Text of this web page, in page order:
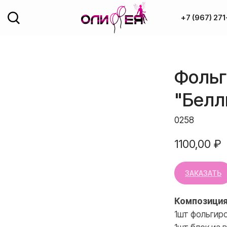
+7 (967)
+7 (967) 271-
0258
1100,00 ₽
ЗАКАЗАТЬ
1шт